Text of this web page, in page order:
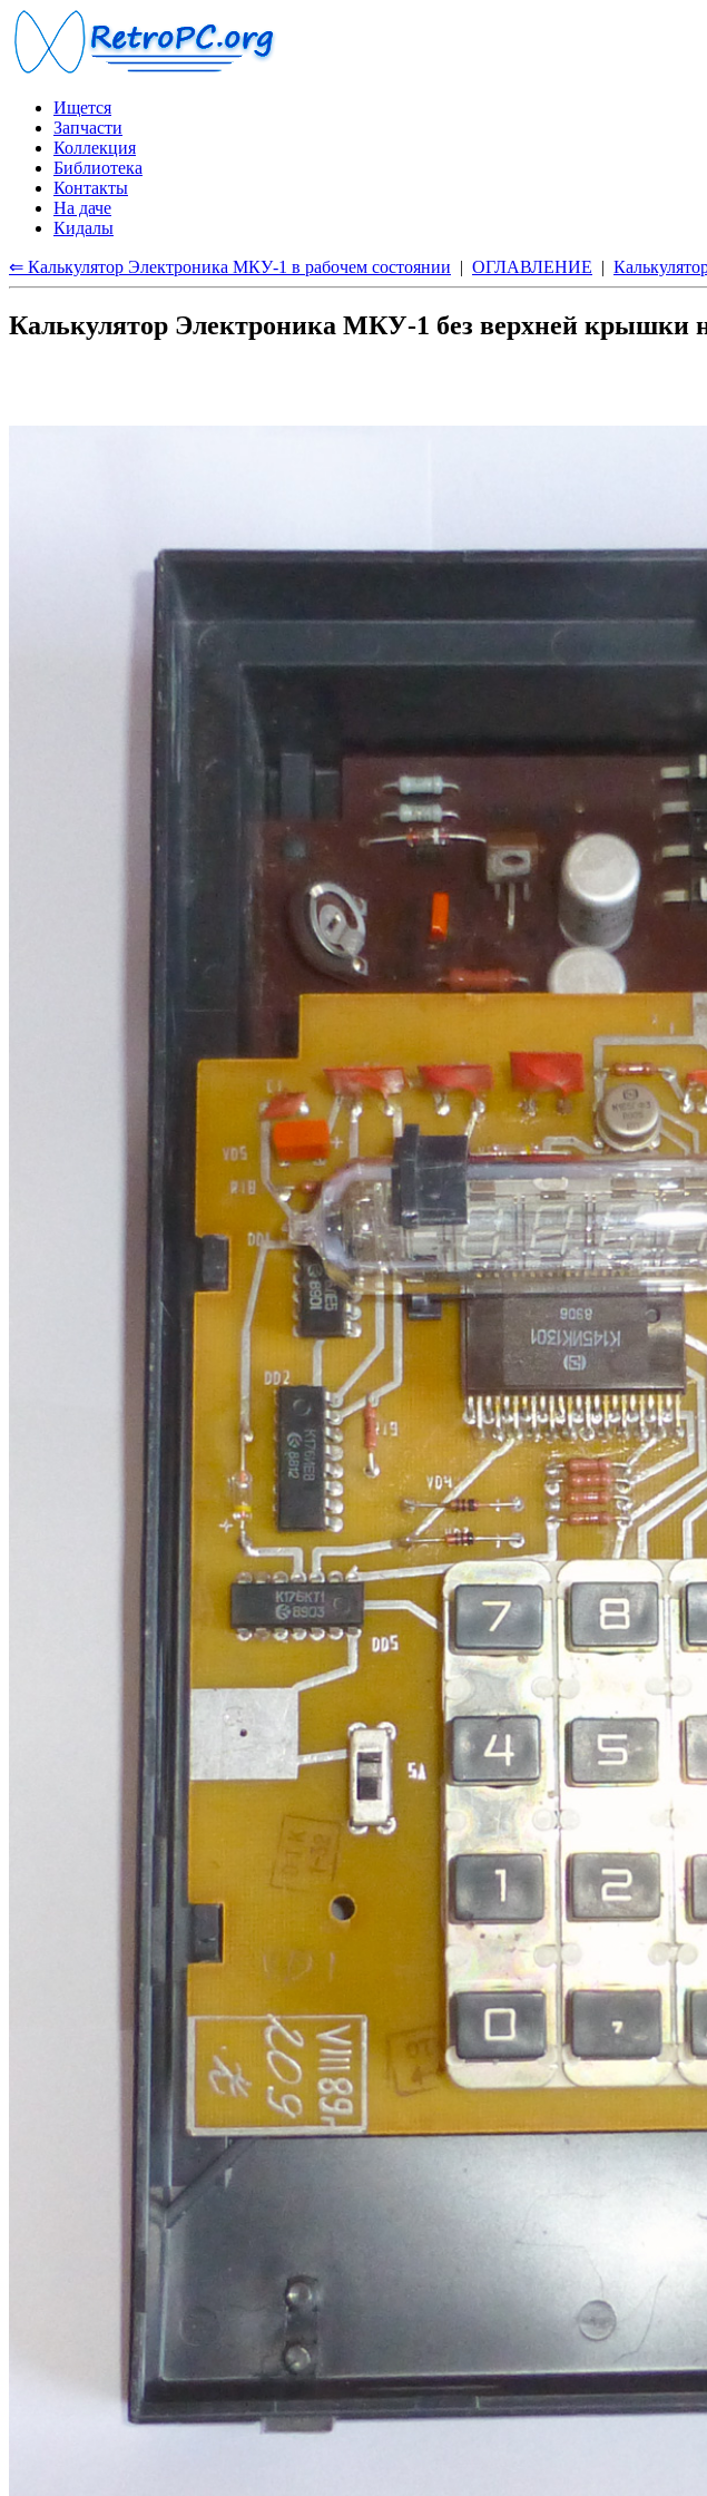
Ищется
Запчасти
Коллекция
Библиотека
Контакты
На даче
Кидалы
⇐ Калькулятор Электроника МКУ-1 в рабочем состоянии | ОГЛАВЛЕНИЕ |
Калькулятор Электроника МКУ-1 без верхней крышки